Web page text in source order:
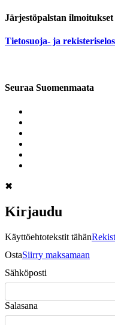
Järjestöpalstan ilmoitukset
Tietosuoja- ja
Seuraa Suomenmaata
✖
Kirjaudu
Käyttöehtotekstit tähän
OstaSiirry maksamaan
Sähköposti
Salasana